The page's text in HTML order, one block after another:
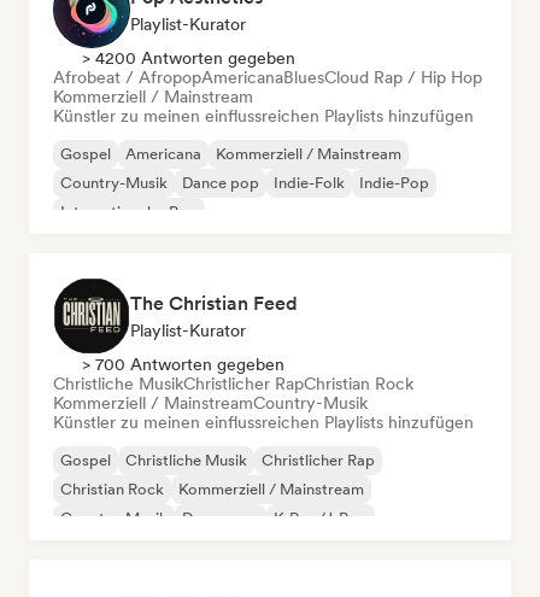
Playlist-Kurator
> 4200 Antworten gegeben
Afrobeat / AfropopAmericanaBluesCloud Rap / Hip Hop
Kommerziell / Mainstream
Künstler zu meinen einflussreichen Playlists hinzufügen
Gospel Americana
Kommerziell / Mainstream
Country-Musik
Dance pop Indie-Folk
Indie-Pop
Internationaler Pop
The Christian Feed
Playlist-Kurator
> 700 Antworten gegeben
Christliche MusikChristlicher RapChristian Rock
Kommerziell / MainstreamCountry-Musik
Künstler zu meinen einflussreichen Playlists hinzufügen
Gospel Christliche Musik
Christlicher Rap
Christian Rock
Kommerziell / Mainstream
Country-Musik
Dance pop K-Pop/J-Pop